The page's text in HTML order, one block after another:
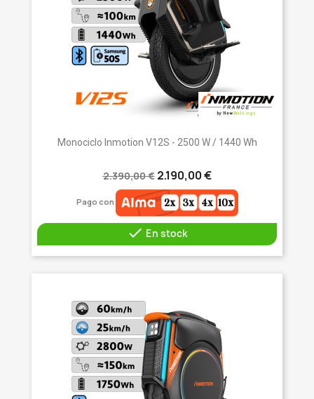
Monociclo Inmotion V12S - 2500 W / 1440 Wh
2.390,00 € 2.190,00 €
Pago con
 En stock